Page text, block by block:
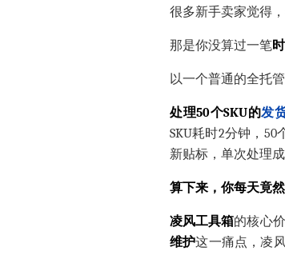
很多新手卖家觉得
那是你没算过一笔
以一个普通的全托
处理50个SKU的发
SKU耗时2分钟，50
新贴标，单次处理
算下来，你每天竟
凌风工具箱的核心
维护这一痛点，凌